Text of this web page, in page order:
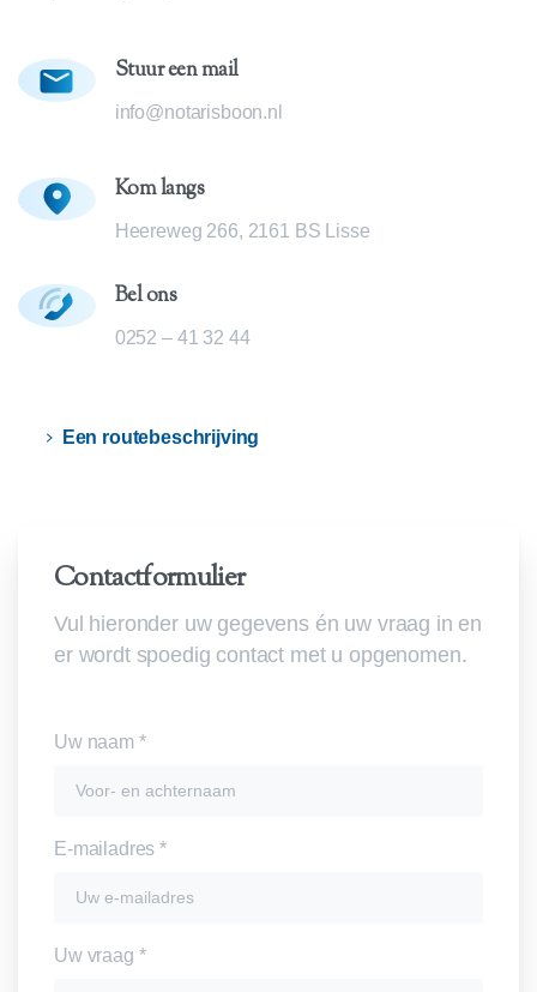
Stuur een mail
info@notarisboon.nl
Kom langs
Heereweg 266, 2161 BS Lisse
Bel ons
0252 – 41 32 44
Een routebeschrijving
Contactformulier
Vul hieronder uw gegevens én uw vraag in en
er wordt spoedig contact met u opgenomen.
Uw naam *
E-mailadres *
Uw vraag *